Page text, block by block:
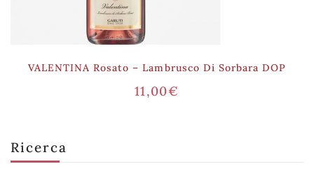
Ricerca
VALENTINA Rosato – Lambrusco Di Sorbara DOP
11,00€